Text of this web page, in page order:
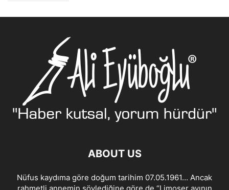
ABOUT US
Nüfus kaydıma göre doğum tarihim 07.05.1961… Ancak